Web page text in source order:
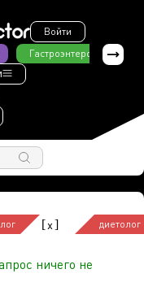
Войти
Гастроэнтерология
[x] диетолог
ничего не